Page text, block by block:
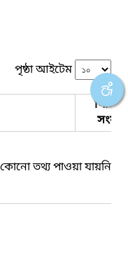
পৃষ্ঠা আইটেম
কোনো তথ্য পাওয়া যায়নি।